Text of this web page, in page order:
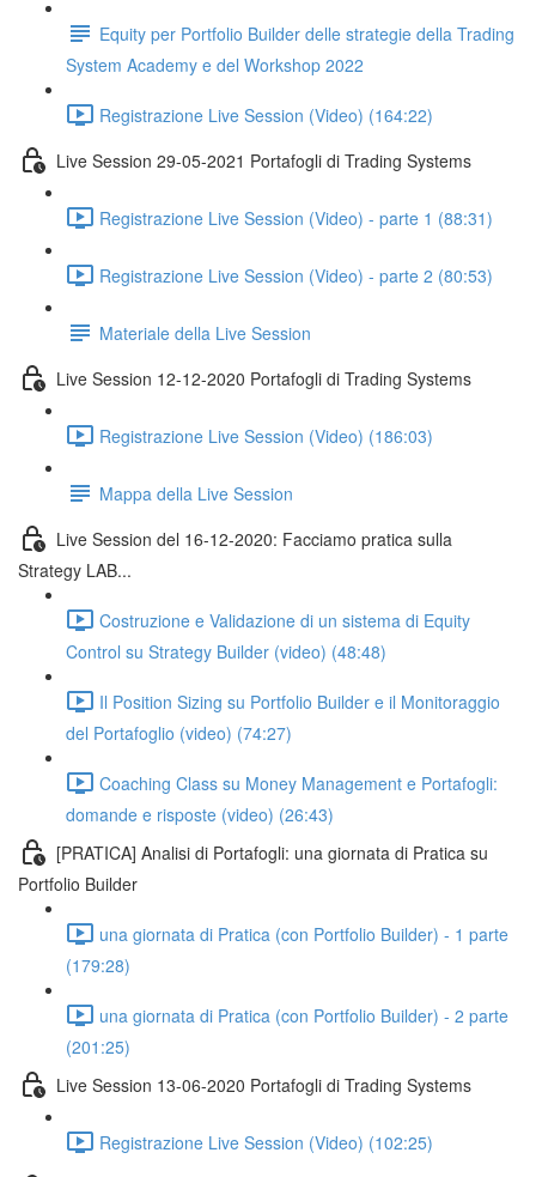
Equity per Portfolio Builder delle strategie della Trading
System Academy e del Workshop 2022
Registrazione Live Session (Video) (164:22)
Live Session 29-05-2021 Portafogli di Trading Systems
Registrazione Live Session (Video) - parte 1 (88:31)
Registrazione Live Session (Video) - parte 2 (80:53)
Materiale della Live Session
Live Session 12-12-2020 Portafogli di Trading Systems
Registrazione Live Session (Video) (186:03)
Mappa della Live Session
Live Session del 16-12-2020: Facciamo pratica sulla
Strategy LAB...
Costruzione e Validazione di un sistema di Equity
Control su Strategy Builder (video) (48:48)
Il Position Sizing su Portfolio Builder e il Monitoraggio
del Portafoglio (video) (74:27)
Coaching Class su Money Management e Portafogli:
domande e risposte (video) (26:43)
[PRATICA] Analisi di Portafogli: una giornata di Pratica su
Portfolio Builder
una giornata di Pratica (con Portfolio Builder) - 1 parte
(179:28)
una giornata di Pratica (con Portfolio Builder) - 2 parte
(201:25)
Live Session 13-06-2020 Portafogli di Trading Systems
Registrazione Live Session (Video) (102:25)